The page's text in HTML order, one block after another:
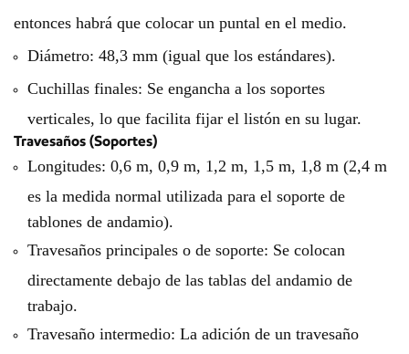
entonces habrá que colocar un puntal en el medio.
Diámetro: 48,3 mm (igual que los estándares).
Cuchillas finales: Se engancha a los soportes
verticales, lo que facilita fijar el listón en su lugar.
Travesaños (Soportes)
Longitudes: 0,6 m, 0,9 m, 1,2 m, 1,5 m, 1,8 m (2,4 m
es la medida normal utilizada para el soporte de
tablones de andamio).
Travesaños principales o de soporte: Se colocan
directamente debajo de las tablas del andamio de
trabajo.
Travesaño intermedio: La adición de un travesaño